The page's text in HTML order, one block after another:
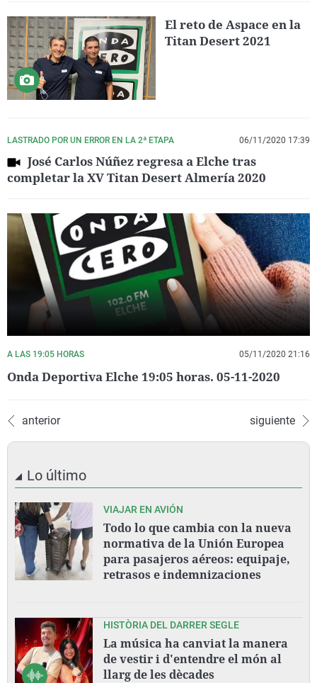
El reto de Aspace en la
Titan Desert 2021
LASTRADO POR UN ERROR EN LA 2ª ETAPA 06/11/2020 17:39
José Carlos Núñez regresa a Elche tras
completar la XV Titan Desert Almería 2020
A LAS 19:05 HORAS 05/11/2020 21:16
Onda Deportiva Elche 19:05 horas. 05-11-2020
anterior siguiente
Lo último
VIAJAR EN AVIÓN
Todo lo que cambia con la nueva
normativa de la Unión Europea
para pasajeros aéreos: equipaje,
retrasos e indemnizaciones
HISTÒRIA DEL DARRER SEGLE
La música ha canviat la manera
de vestir i d'entendre el món al
llarg de les dècades